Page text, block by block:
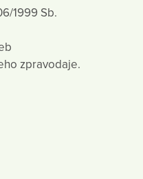
1999 Sb.
zpravodaje.